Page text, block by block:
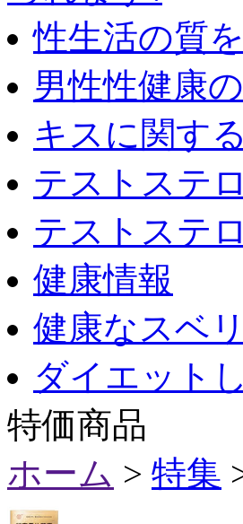
性生活の質
男性性健康
キスに関す
テストステ
テストステ
健康情報
健康なスベ
ダイエット
特価商品
ホーム > 特集